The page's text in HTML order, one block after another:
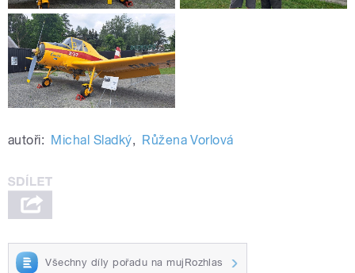
autoři: Michal Sladký, Růžena Vorlová
Všechny díly pořadu na mujRozhlas